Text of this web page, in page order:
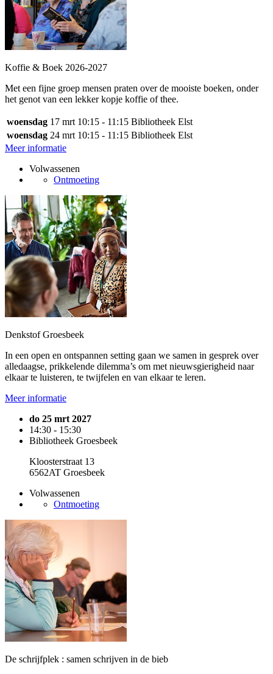
Koffie & Boek 2026-2027
Met een fijne groep mensen praten over de mooiste boeken, onder
het genot van een lekker kopje koffie of thee.
woensdag 17 mrt 10:15 - 11:15 Bibliotheek Elst
woensdag 24 mrt 10:15 - 11:15 Bibliotheek Elst
Meer informatie
Volwassenen
Ontmoeting
Denkstof Groesbeek
In een open en ontspannen setting gaan we samen in gesprek over
alledaagse, prikkelende dilemma’s om met nieuwsgierigheid naar
elkaar te luisteren, te twijfelen en van elkaar te leren.
Meer informatie
do 25 mrt 2027
14:30 - 15:30
Bibliotheek Groesbeek
Kloosterstraat 13
6562AT Groesbeek
Volwassenen
Ontmoeting
De schrijfplek : samen schrijven in de bieb